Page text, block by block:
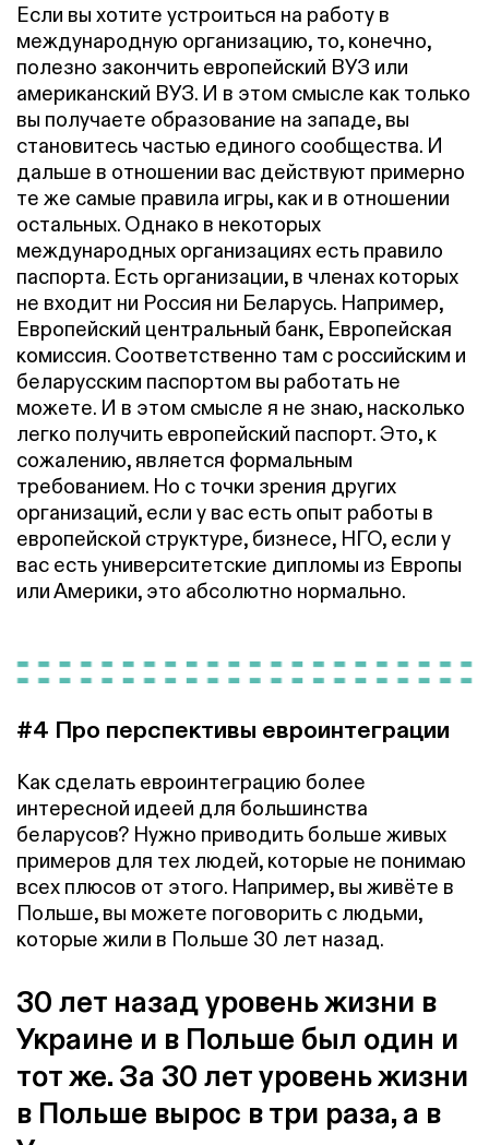
Если вы хотите устроиться на работу в
международную организацию, то, конечно,
полезно закончить европейский ВУЗ или
американский ВУЗ. И в этом смысле как только
вы получаете образование на западе, вы
становитесь частью единого сообщества. И
дальше в отношении вас действуют примерно
те же самые правила игры, как и в отношении
остальных. Однако в некоторых
международных организациях есть правило
паспорта. Есть организации, в членах которых
не входит ни Россия ни Беларусь. Например,
Европейский центральный банк, Европейская
комиссия. Соответственно там с российским и
беларусским паспортом вы работать не
можете. И в этом смысле я не знаю, насколько
легко получить европейский паспорт. Это, к
сожалению, является формальным
требованием. Но с точки зрения других
организаций, если у вас есть опыт работы в
европейской структуре, бизнесе, НГО, если у
вас есть университетские дипломы из Европы
или Америки, это абсолютно нормально.
#4 Про перспективы евроинтеграции
Как сделать евроинтеграцию более
интересной идеей для большинства
беларусов? Нужно приводить больше живых
примеров для тех людей, которые не понимаю
всех плюсов от этого. Например, вы живёте в
Польше, вы можете поговорить с людьми,
которые жили в Польше 30 лет назад.
30 лет назад уровень жизни в
Украине и в Польше был один и
тот же. За 30 лет уровень жизни
в Польше вырос в три раза, а в